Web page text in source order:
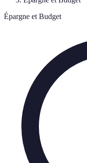
Épargne et Budget